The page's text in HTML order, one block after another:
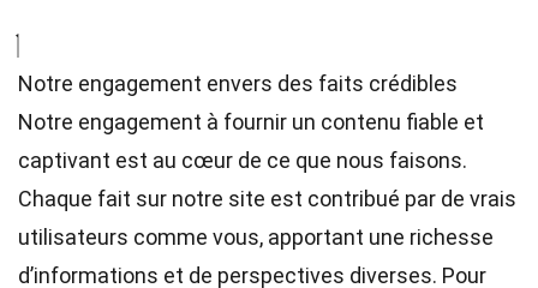
Notre engagement envers des faits crédibles
Notre engagement à fournir un contenu fiable et
captivant est au cœur de ce que nous faisons.
Chaque fait sur notre site est contribué par de vrais
utilisateurs comme vous, apportant une richesse
d’informations et de perspectives diverses. Pour